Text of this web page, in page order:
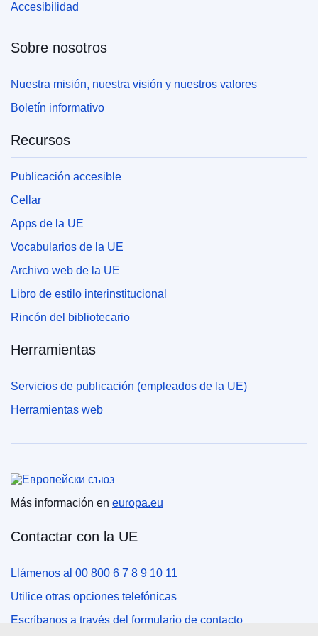
Accesibilidad
Sobre nosotros
Nuestra misión, nuestra visión y nuestros valores
Boletín informativo
Recursos
Publicación accesible
Cellar
Apps de la UE
Vocabularios de la UE
Archivo web de la UE
Libro de estilo interinstitucional
Rincón del bibliotecario
Herramientas
Servicios de publicación (empleados de la UE)
Herramientas web
Más información en europa.eu
Contactar con la UE
Llámenos al 00 800 6 7 8 9 10 11
Utilice otras opciones telefónicas
Escríbanos a través del formulario de contacto